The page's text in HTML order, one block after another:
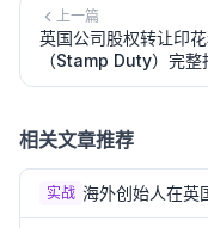
上一篇
英国公司股权转让印
（Stamp Duty）完整
（2026）：0.5%税
相关文章推荐
实战 海外创始人在英
总被拒？3个实